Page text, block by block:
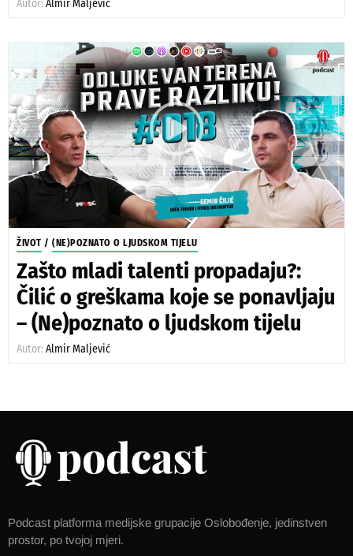
Autor: Almir Maljević
ŽIVOT / (NE)POZNATO O LJUDSKOM TIJELU
Zašto mladi talenti propadaju?:
Čilić o greškama koje se ponavljaju
– (Ne)poznato o ljudskom tijelu
Autor: Almir Maljević
Podcast platforma medijske grupacije Oslobođenje, jedinstven
prostor, po tvojoj mjeri.